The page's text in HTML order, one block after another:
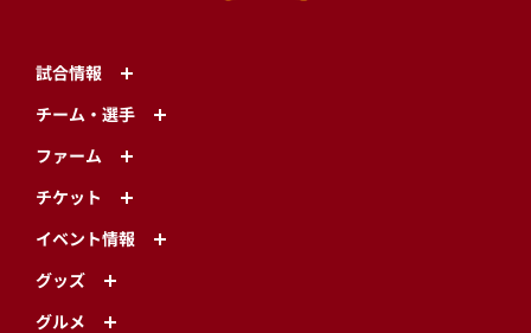
試合情報
チーム・選手
ファーム
チケット
イベント情報
グッズ
グルメ